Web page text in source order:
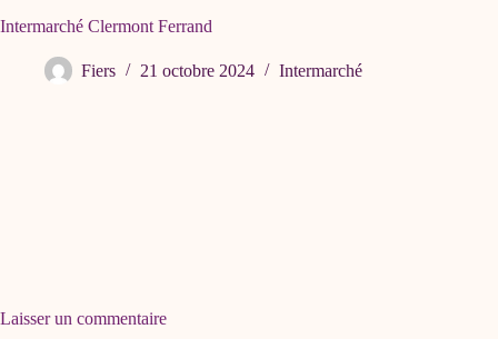
Intermarché Clermont Ferrand
Fiers 21 octobre 2024 Intermarché
Laisser un commentaire